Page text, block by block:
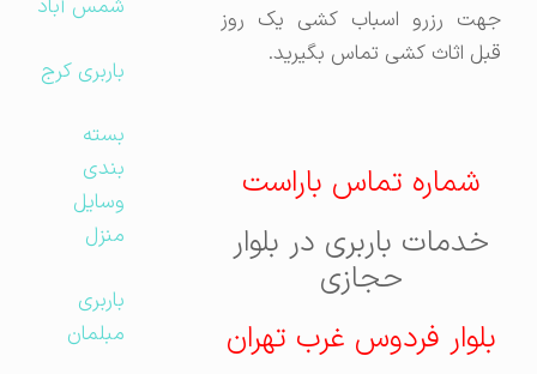
جهت رزرو اسباب کشی یک روز
قبل اثاث کشی تماس بگیرید.
شماره تماس باراست
خدمات باربری در بلوار
حجازی
بلوار فردوس غرب تهران
شمس آباد
باربری کرج
بسته
بندی
وسایل
منزل
باربری
مبلمان